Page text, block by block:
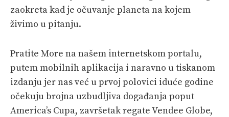
zaokreta kad je očuvanje planeta na kojem
živimo u pitanju.
Pratite More na našem internetskom portalu,
putem mobilnih aplikacija i naravno u tiskanom
izdanju jer nas već u prvoj polovici iduće godine
očekuju brojna uzbudljiva događanja poput
America’s Cupa, završetak regate Vendee Globe,